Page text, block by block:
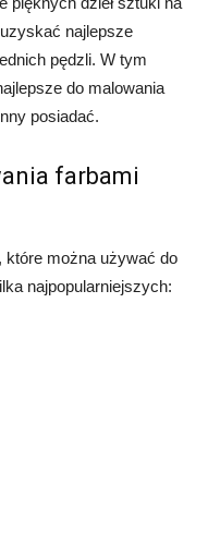
najlepsze
pędzli. W tym
do malowania
posiadać.
farbami
które można używać do
najpopularniejszych: